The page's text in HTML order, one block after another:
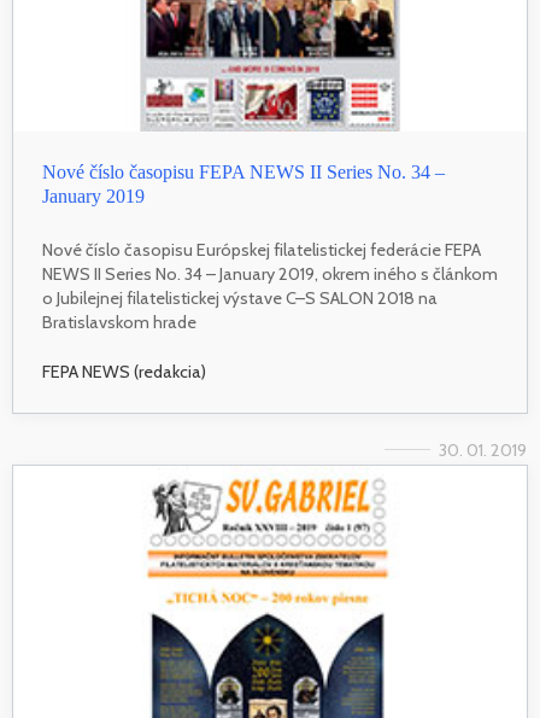
Nové číslo časopisu FEPA NEWS II Series No. 34 –
January 2019
Nové číslo časopisu Európskej filatelistickej federácie FEPA
NEWS II Series No. 34 – January 2019, okrem iného s článkom
o Jubilejnej filatelistickej výstave C–S SALON 2018 na
Bratislavskom hrade
FEPA NEWS (redakcia)
30. 01. 2019